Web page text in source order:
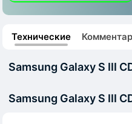
Технические
Samsung Galaxy S III
Samsung Galaxy S III